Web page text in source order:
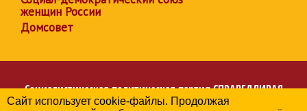
женщин России
Домсовет
Социалистическая политическая партияСПРАВЕДЛИВАЯ
РОССИЯ
Сайт использует cookie-файлы. Продолжая